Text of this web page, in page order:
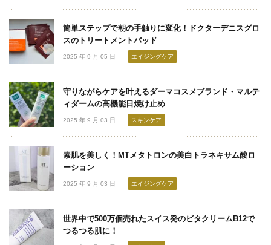
簡単ステップで朝の手触りに変化！ドクターデニスグロ
スのトリートメントパッド
2025 年 9 月 05 日 エイジングケア
守りながらケアを叶えるダーマコスメブランド・マルテ
ィダームの高機能日焼け止め
2025 年 9 月 03 日 スキンケア
素肌を美しく！MTメタトロンの美白トラネキサム酸ロ
ーション
2025 年 9 月 03 日 エイジングケア
世界中で500万個売れたスイス発のビタクリームB12で
つるつる肌に！